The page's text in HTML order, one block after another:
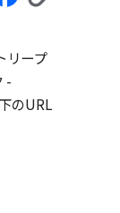
リープ
-
のURL